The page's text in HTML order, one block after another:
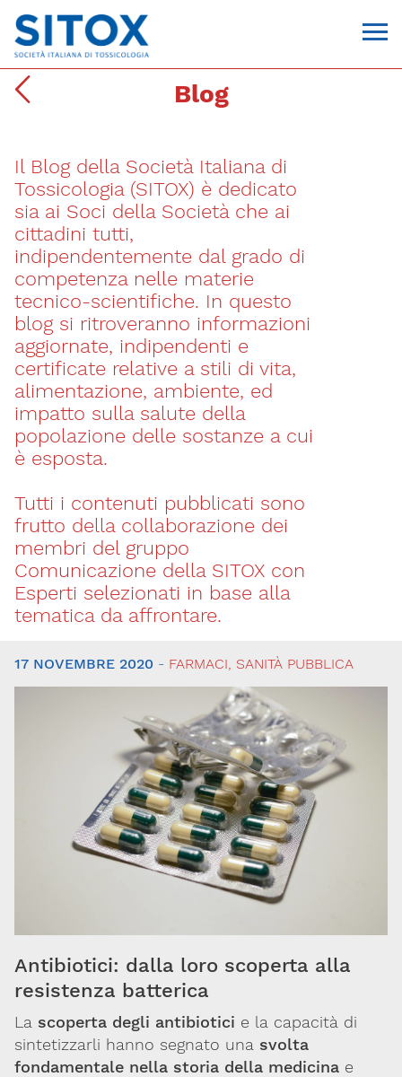
Via Giovanni Pascoli, 3
20129, Milano
C.F. 96330980580
P.I. 06792491000
T. 02-29520311
segreteria@sitox.org
CONTATTACI
Blog
Il Blog della Società Italiana di
Tossicologia (SITOX) è dedicato
sia ai Soci della Società che ai
cittadini tutti,
indipendentemente dal grado di
competenza nelle materie
tecnico-scientifiche. In questo
blog si ritroveranno informazioni
aggiornate, indipendenti e
certificate relative a stili di vita,
alimentazione, ambiente, ed
impatto sulla salute della
popolazione delle sostanze a cui
è esposta.
Tutti i contenuti pubblicati sono
frutto della collaborazione dei
membri del gruppo
Comunicazione della SITOX con
Esperti selezionati in base alla
tematica da affrontare.
Tutti
gli
Ambiente
Sostanze
chimiche
Sanità
pubblica
17 NOVEMBRE 2020 - FARMACI, SANITÀ PUBBLICA
Antibiotici: dalla loro scoperta alla
resistenza batterica
La scoperta degli antibiotici e la capacità di
sintetizzarli hanno segnato una svolta
fondamentale nella storia della medicina e